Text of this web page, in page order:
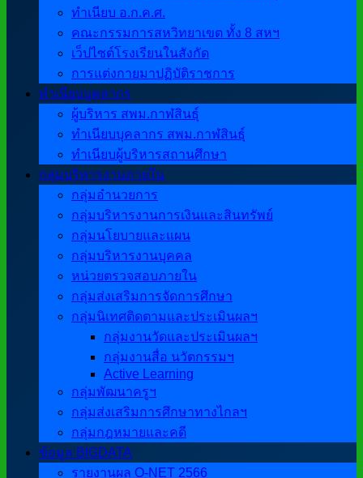
ทำเนียบ อ.ก.ค.ศ.
คณะกรรมการสหวิทยาเขต ทั้ง 8 สหฯ
เว็ปไซต์โรงเรียนในสังกัด
การแต่งกายมาปฏิบัติราชการ
ทำเนียบบุคลากร
ผู้บริหาร สพม.กาฬสินธุ์
ทำเนียบบุคลากร สพม.กาฬสินธุ์
ทำเนียบผู้บริหารสถานศึกษา
กลุ่มบริหารงานภายใน
กลุ่มอำนวยการ
กลุ่มบริหารงานการเงินและสินทรัพย์
กลุ่มนโยบายและแผน
กลุ่มบริหารงานบุคคล
หน่วยตรวจสอบภายใน
กลุ่มส่งเสริมการจัดการศึกษา
กลุ่มนิเทศติดตามและประเมินผลฯ
กลุ่มงานวัดและประเมินผลฯ
กลุ่มงานสื่อ นวัตกรรมฯ
Active Learning
กลุ่มพัฒนาครูฯ
กลุ่มส่งเสริมการศึกษาทางไกลฯ
กลุ่มกฎหมายและคดี
ข้อมูล BIGDATA
รายงานผล O-NET 2566